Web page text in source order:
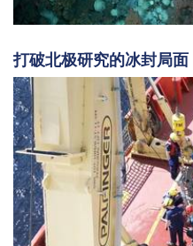
打破北极研究的冰封局面